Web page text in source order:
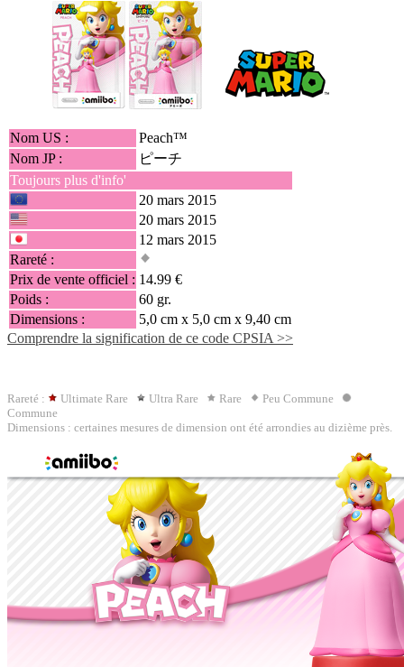
Nom US :
Peach™
Nom JP :
ピーチ
Toujours plus d'info'
20 mars 2015
20 mars 2015
12 mars 2015
Rareté :
Prix de vente officiel : 14.99 €
Poids :
60 gr.
Dimensions :
5,0 cm x 5,0 cm x 9,40 cm
Comprendre la signification de ce code CPSIA >>
Rareté : Ultimate Rare Ultra Rare Rare
Peu Commune
Commune
Dimensions : certaines mesures de dimension ont été arrondies au dizième près.